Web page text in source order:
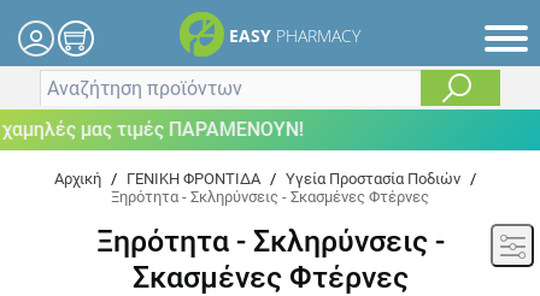
EASY PHARMACY
μας τιμές ΠΑΡΑΜΕΝΟΥΝ!
Αρχική / ΓΕΝΙΚΗ ΦΡΟΝΤΙΔΑ / Υγεία Προστασία Ποδιών /
Ξηρότητα - Σκληρύνσεις - Σκασμένες Φτέρνες
Ξηρότητα - Σκληρύνσεις -
Σκασμένες Φτέρνες